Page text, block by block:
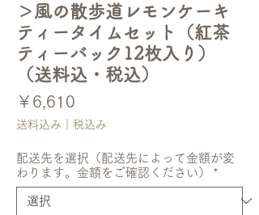
＞風の散歩道レモンケーキ
ティータイムセット（紅茶
ティーバック12枚入り）
（送料込・税込）
￥6,610
格
送料込み｜税込み
配送先を選択（配送先によって金額が変
わります。金額をご確認ください）
*